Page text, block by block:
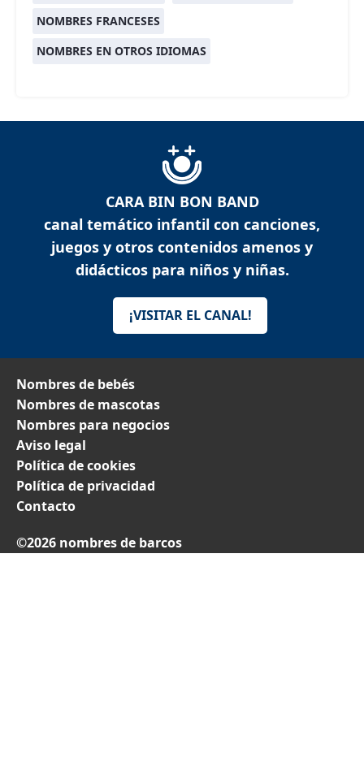
NOMBRES FRANCESES
NOMBRES EN OTROS IDIOMAS
CARA BIN BON BAND
canal temático infantil con canciones,
juegos y otros contenidos amenos y
didácticos para niños y niñas.
¡VISITAR EL CANAL!
Nombres de bebés
Nombres de mascotas
Nombres para negocios
Aviso legal
Política de cookies
Política de privacidad
Contacto
©2026 nombres de barcos